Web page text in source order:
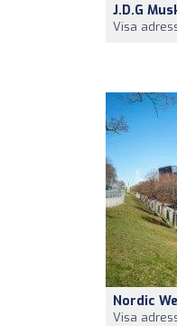
J.D.G
Visa
Nordic
Visa